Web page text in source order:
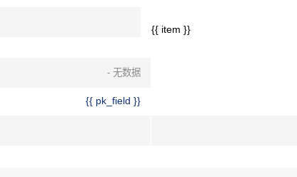
{{ item }}
- 无数据
{{ pk_field }}